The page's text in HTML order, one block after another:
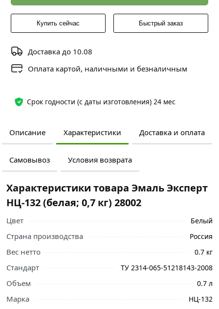
Срок годности (с даты изготовления) 24 мес
Купить сейчас Быстрый заказ
Доставка до 10.08
Оплата картой, наличными и безналичным
Описание Характеристики Доставка и оплата
Самовывоз Условия возврата
Характеристики товара Эмаль Эксперт
НЦ-132 (белая; 0,7 кг) 28002
Цвет Белый
Страна производства Россия
Вес нетто 0.7 кг
Стандарт ТУ 2314-065-51218143-2008
Объем 0.7 л
Марка НЦ-132